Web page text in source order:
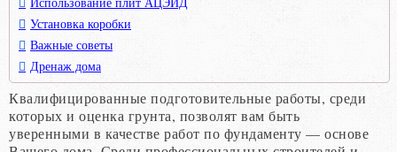
Использование плит АЦЭИД
Установка коробки
Важные советы
Дренаж дома
Квалифицированные подготовительные работы, среди
которых и оценка грунта, позволят вам быть
уверенными в качестве работ по фундаменту — основе